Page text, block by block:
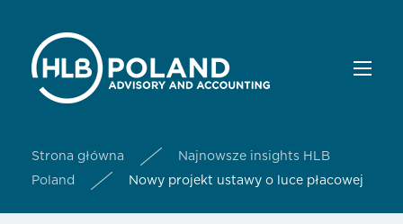
Strona główna
Najnowsze insights HLB
Poland
Nowy projekt ustawy o luce płacowej